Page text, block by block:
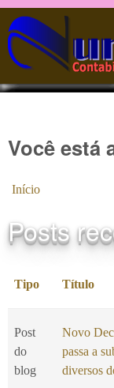
Você está
Início
Posts
Tipo Título
Post
do
blog
Novo
passa a
diversos